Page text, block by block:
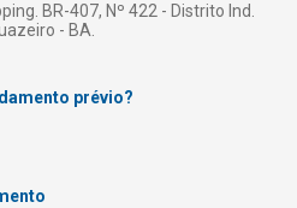
BR-407, Nº 422 - Distrito Ind.
- BA.
prévio?